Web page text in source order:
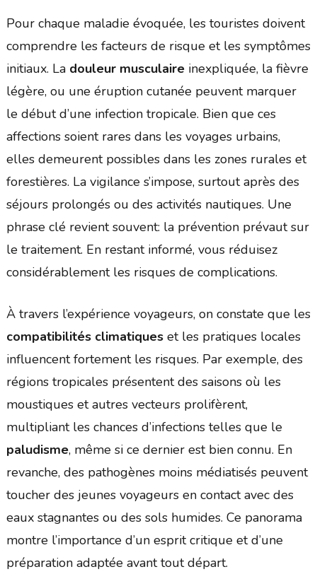
Pour chaque maladie évoquée, les touristes doivent
comprendre les facteurs de risque et les symptômes
initiaux. La douleur musculaireinexpliquée, la fièvre
légère, ou une éruption cutanée peuvent marquer
le début d’une infection tropicale. Bien que ces
affections soient rares dans les voyages urbains,
elles demeurent possibles dans les zones rurales et
forestières. La vigilance s’impose, surtout après des
séjours prolongés ou des activités nautiques. Une
phrase clé revient souvent: la prévention prévaut sur
le traitement. En restant informé, vous réduisez
considérablement les risques de complications.
À travers l’expérience voyageurs, on constate que les
compatibilités climatiqueset les pratiques locales
influencent fortement les risques. Par exemple, des
régions tropicales présentent des saisons où les
moustiques et autres vecteurs prolifèrent,
multipliant les chances d’infections telles que le
paludisme, même si ce dernier est bien connu. En
revanche, des pathogènes moins médiatisés peuvent
toucher des jeunes voyageurs en contact avec des
eaux stagnantes ou des sols humides. Ce panorama
montre l’importance d’un esprit critique et d’une
préparation adaptée avant tout départ.